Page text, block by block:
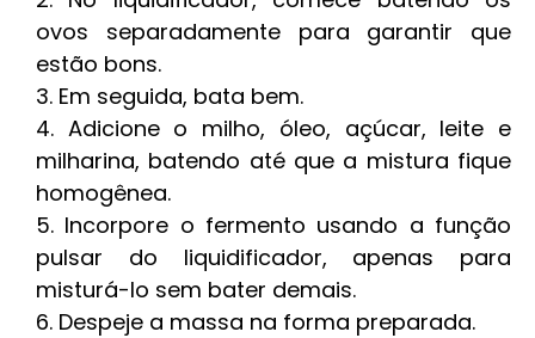
ovos separadamente para garantir que
estão bons.
Em seguida, bata bem.
Adicione o milho, óleo, açúcar, leite e
milharina, batendo até que a mistura fique
homogênea.
Incorpore o fermento usando a função
pulsar do liquidificador, apenas para
misturá-lo sem bater demais.
Despeje a massa na forma preparada.